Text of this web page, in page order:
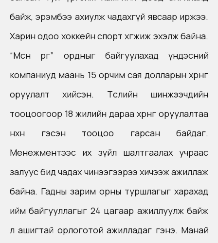
байж, эрэмбээ ахиулж чадахгүй явсаар иржээ.
Харин одоо хоккейн спорт хөгжиж эхэлж байна.
“Мөсөн өргөө” ордныг байгуулахад үндэсний
компаниуд маань 15 орчим сая долларын хөрөнгө
оруулалт хийсэн. Төслийн шинжээчдийн
тооцоогоор 18 жилийн дараа хөрөнгө оруулалтаа
нөхнө гэсэн тооцоо гарсан байдаг.
Менежментээс их зүйл шалтгаалах учраас
залуус бид чадах чинээгээрээ хичээж ажиллаж
байна. Гадны зарим орны туршлагыг харахад
ийм байгууллагыг 24 цагаар ажиллуулж байж
л ашигтай орлоготой ажилладаг гэнэ. Манай